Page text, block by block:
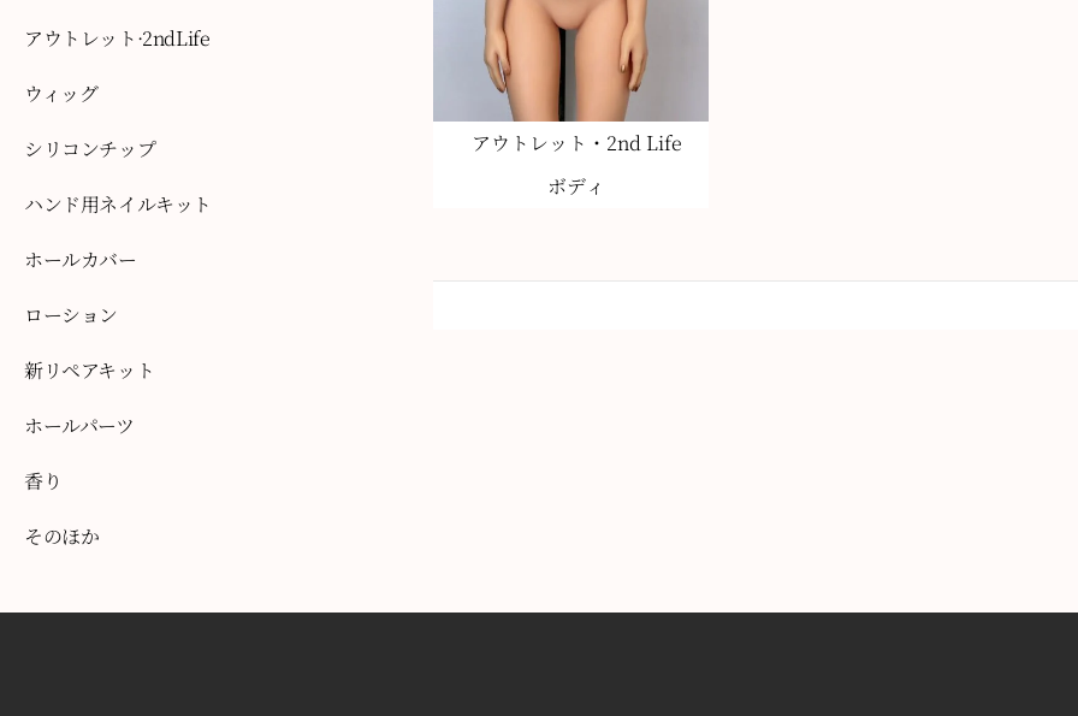
アウトレット・2nd Life
ボディ
アウトレット·2ndLife
ウィッグ
シリコンチップ
ハンド用ネイルキット
ホールカバー
ローション
新リペアキット
ホールパーツ
香り
そのほか